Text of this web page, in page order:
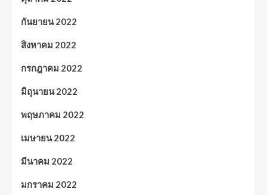
กันยายน 2022
สิงหาคม 2022
กรกฎาคม 2022
มิถุนายน 2022
พฤษภาคม 2022
เมษายน 2022
มีนาคม 2022
มกราคม 2022